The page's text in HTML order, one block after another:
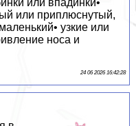
или впадинки•
или приплюснутый,
узкие или
носа и
24 06 2026 16:42:28